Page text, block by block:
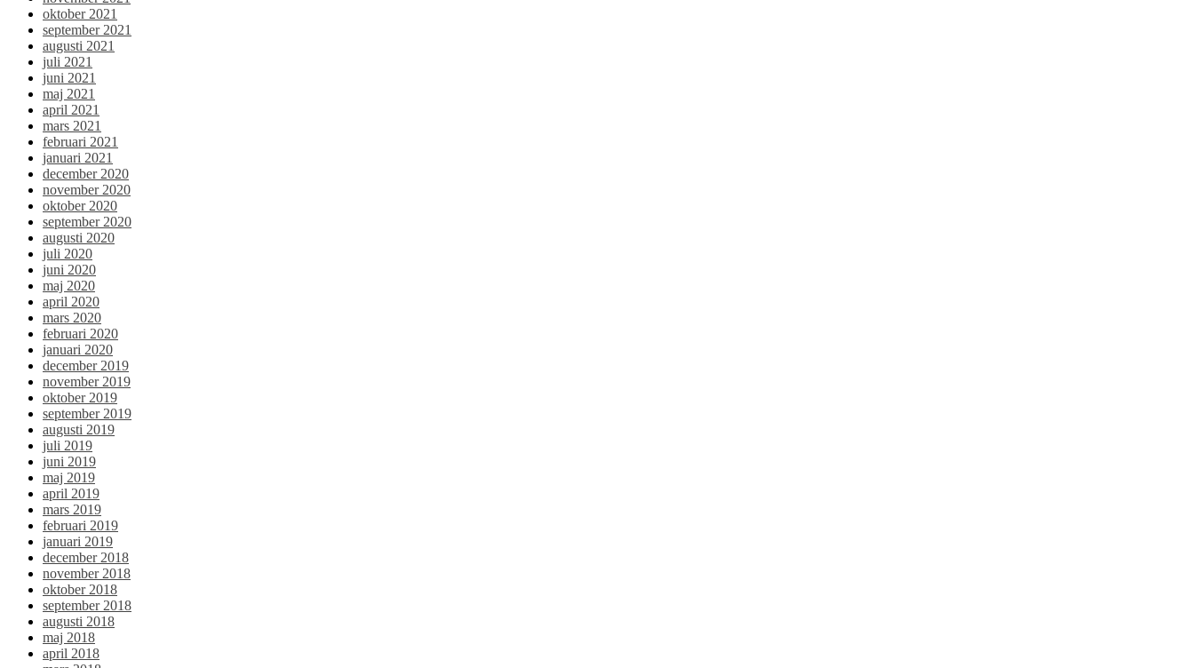
oktober 2021
september 2021
augusti 2021
juli 2021
juni 2021
maj 2021
april 2021
mars 2021
februari 2021
januari 2021
december 2020
november 2020
oktober 2020
september 2020
augusti 2020
juli 2020
juni 2020
maj 2020
april 2020
mars 2020
februari 2020
januari 2020
december 2019
november 2019
oktober 2019
september 2019
augusti 2019
juli 2019
juni 2019
maj 2019
april 2019
mars 2019
februari 2019
januari 2019
december 2018
november 2018
oktober 2018
september 2018
augusti 2018
maj 2018
april 2018